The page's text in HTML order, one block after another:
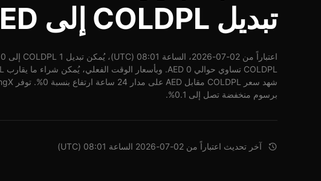
تبديل COLDPL إلى AED
برسوم منخفضة تصل إلى 0.1%.
آخر تحديث اعتباراً من 02-07-2026 الساعة 08:01 (UTC)